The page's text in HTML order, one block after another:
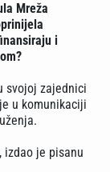
Mreža
i
svojoj zajednici
u komunikaciji
izdao je pisanu